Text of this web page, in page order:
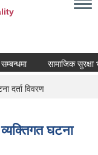
दर्ता विवरण
घटना